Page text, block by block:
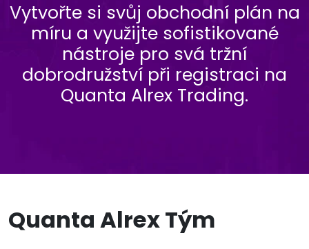
Vytvořte si svůj obchodní plán na
míru a využijte sofistikované
nástroje pro svá tržní
dobrodružství při registraci na
Quanta Alrex Trading.
Quanta Alrex Tým